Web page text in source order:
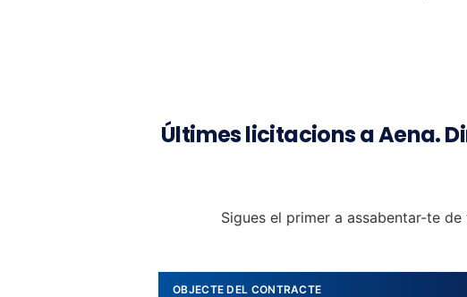
Últimes licitacions a Aena.
Sigues el primer a assabentar-te
OBJECTE DEL CONTRACTE